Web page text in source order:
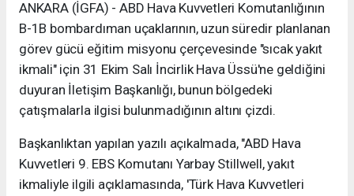
ANKARA (İGFA) - ABD Hava Kuvvetleri Komutanlığının
B-1B bombardıman uçaklarının, uzun süredir planlanan
görev gücü eğitim misyonu çerçevesinde "sıcak yakıt
ikmali" için 31 Ekim Salı İncirlik Hava Üssü'ne geldiğini
duyuran İletişim Başkanlığı, bunun bölgedeki
çatışmalarla ilgisi bulunmadığının altını çizdi.
Başkanlıktan yapılan yazılı açıkalmada, "ABD Hava
Kuvvetleri 9. EBS Komutanı Yarbay Stillwell, yakıt
ikmaliyle ilgili açıklamasında, 'Türk Hava Kuvvetleri